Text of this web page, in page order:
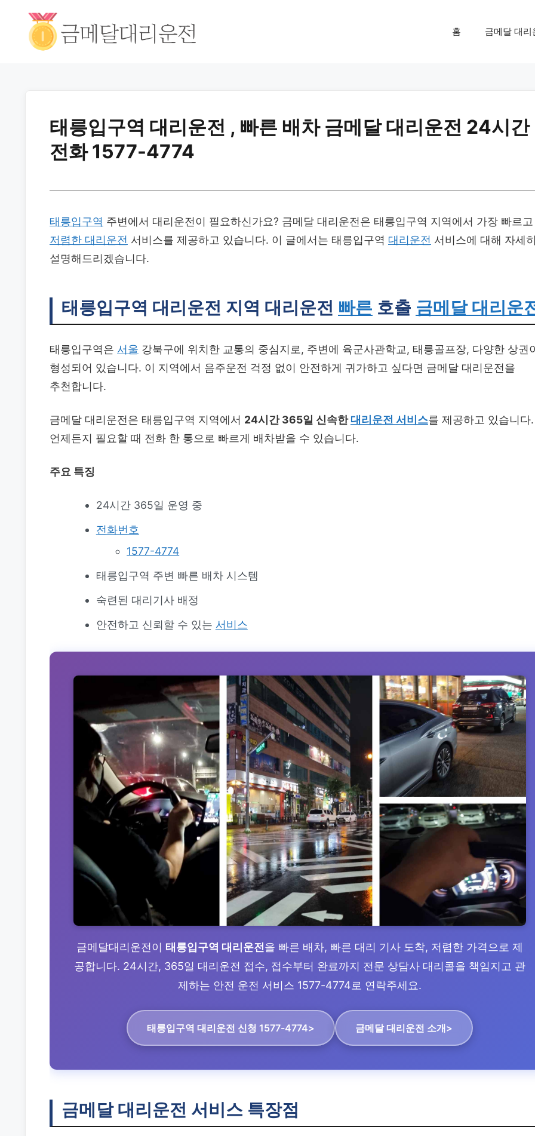
홈 금메달 대리
태릉입구역 대리운전 , 빠른 배차 금메달 대리운전 24시간
전화 1577-4774
태릉입구역 주변에서 대리운전이 필요하신가요? 금메달 대리운전은 태릉입구역 지역에서 가장 빠르고
저렴한 대리운전 서비스를 제공하고 있습니다. 이 글에서는 태릉입구역 대리운전 서비스에 대해 자세
설명해드리겠습니다.
태릉입구역 대리운전 지역 대리운전 빠른 호출 금메달 대리운
태릉입구역은 서울 강북구에 위치한 교통의 중심지로, 주변에 육군사관학교, 태릉골프장, 다양한 상권
형성되어 있습니다. 이 지역에서 음주운전 걱정 없이 안전하게 귀가하고 싶다면 금메달 대리운전을
추천합니다.
금메달 대리운전은 태릉입구역 지역에서 24시간 365일 신속한대리운전 서비스를 제공하고 있습니다.
언제든지 필요할 때 전화 한 통으로 빠르게 배차받을 수 있습니다.
주요 특징
24시간 365일 운영 중
전화번호
1577-4774
태릉입구역 주변 빠른 배차 시스템
숙련된 대리기사 배정
안전하고 신뢰할 수 있는 서비스
금메달대리운전이 태릉입구역 대리운전 을 빠른 배차, 빠른 대리 기사 도착, 저렴한 가격으로 제
공합니다. 24시간, 365일 대리운전 접수, 접수부터 완료까지 전문 상담사 대리콜을 책임지고 관
제하는 안전 운전 서비스 1577-4774로 연락주세요.
태릉입구역 대리운전 신청 1577-4774> 금메달 대리운전 소개>
금메달 대리운전 서비스 특장점